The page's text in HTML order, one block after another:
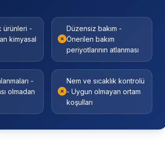
ürünleri -
kimyasal
Düzensiz bakım -
Önerilen bakım
periyotlarının atlanması
-
olmadan
Nem ve sıcaklık kontrolü
- Uygun olmayan ortam
koşulları